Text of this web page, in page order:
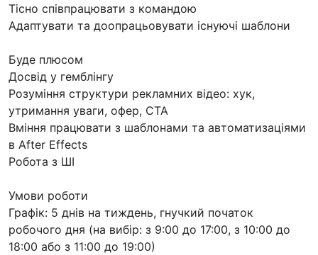
Тісно співпрацювати з командою
Адаптувати та доопрацьовувати існуючі шаблони
Буде плюсом
Досвід у гемблінгу
Розуміння структури рекламних відео: хук,
утримання уваги, офер, CTA
Вміння працювати з шаблонами та автоматизаціями
в After Effects
Робота з ШІ
Умови роботи
Графік: 5 днів на тиждень, гнучкий початок
робочого дня (на вибір: з 9:00 до 17:00, з 10:00 до
18:00 або з 11:00 до 19:00)